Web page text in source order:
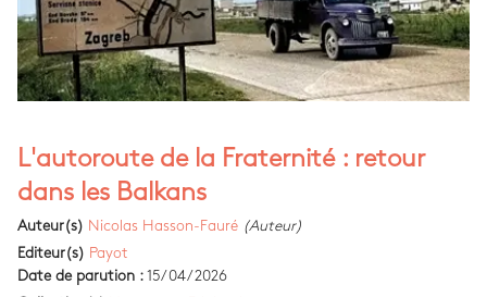
L'autoroute de la Fraternité : retour
dans les Balkans
Auteur(s) Nicolas Hasson-Fauré (Auteur)
Editeur(s) Payot
Date de parution : 15/04/2026